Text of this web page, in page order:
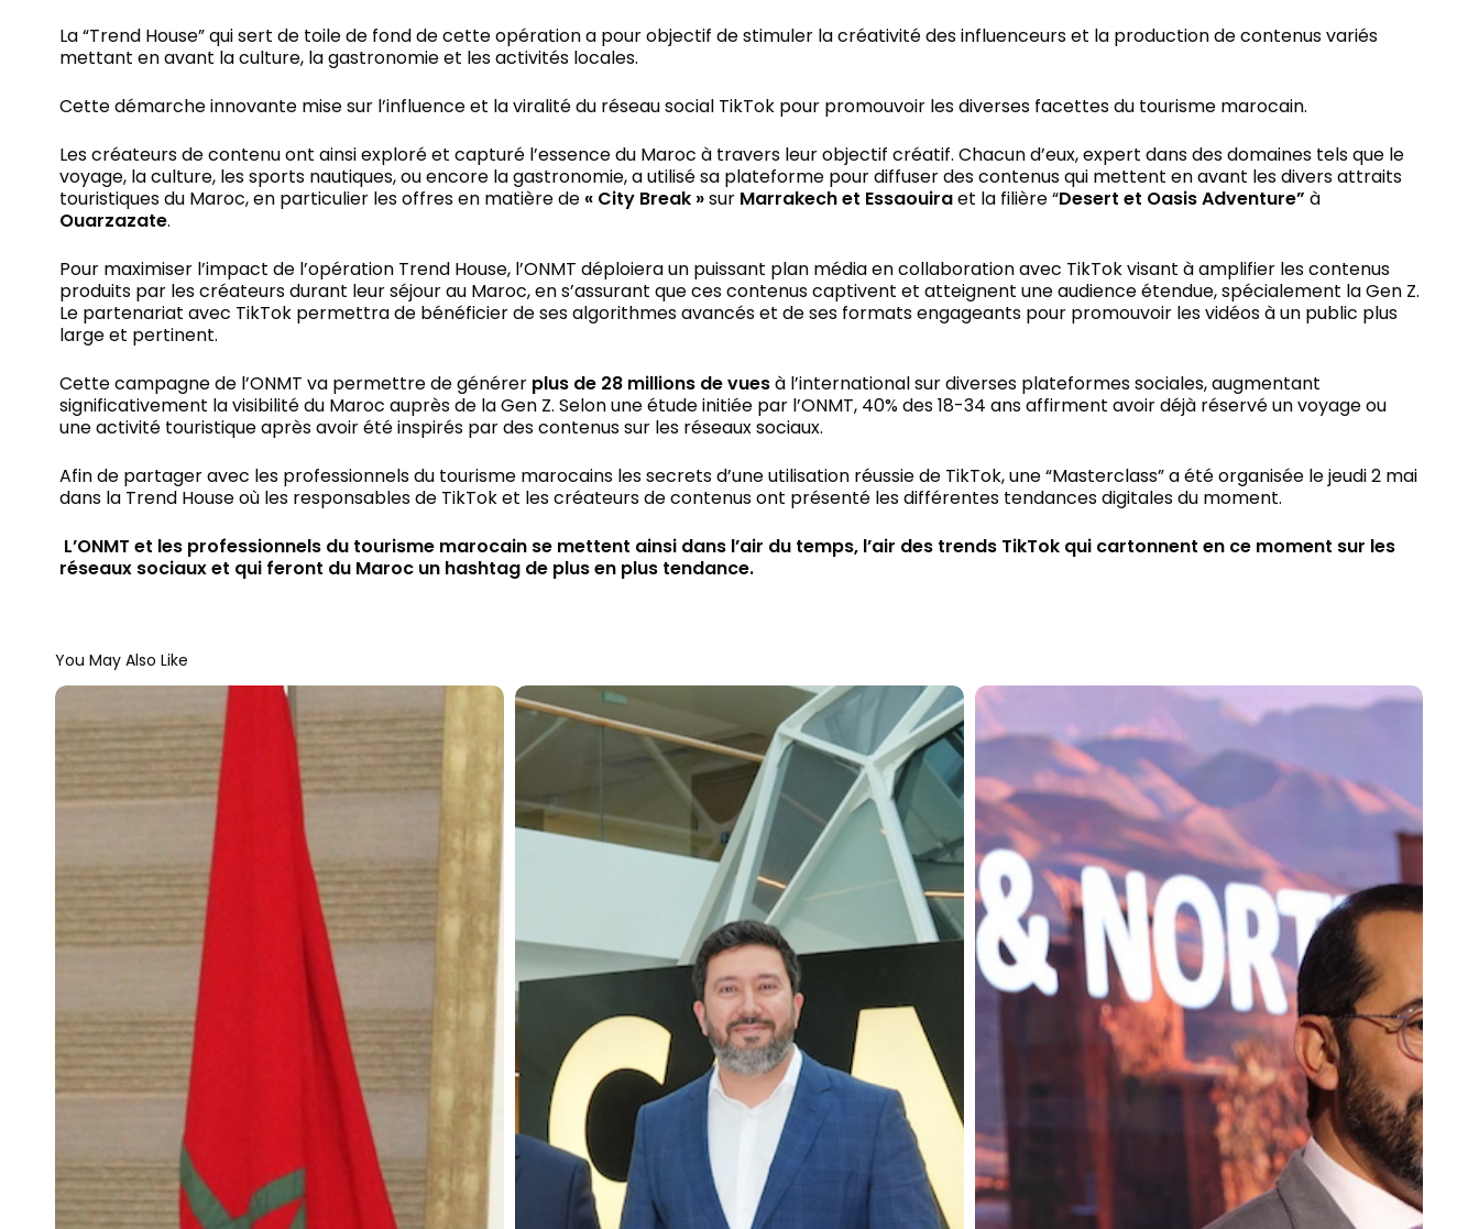
La “Trend House” qui sert de toile de fond de cette opération a pour objectif de stimuler la créativité des influenceurs et la production de contenus variés
mettant en avant la culture, la gastronomie et les activités locales.
Cette démarche innovante mise sur l’influence et la viralité du réseau social TikTok pour promouvoir les diverses facettes du tourisme marocain.
Les créateurs de contenu ont ainsi exploré et capturé l’essence du Maroc à travers leur objectif créatif. Chacun d’eux, expert dans des domaines tels que le
voyage, la culture, les sports nautiques, ou encore la gastronomie, a utilisé sa plateforme pour diffuser des contenus qui mettent en avant les divers attraits
touristiques du Maroc, en particulier les offres en matière de « City Break »sur Marrakech et Essaouiraet la filière “Desert et Oasis Adventure” à
Ouarzazate.
Pour maximiser l’impact de l’opération Trend House, l’ONMT déploiera un puissant plan média en collaboration avec TikTok visant à amplifier les contenus
produits par les créateurs durant leur séjour au Maroc, en s’assurant que ces contenus captivent et atteignent une audience étendue, spécialement la Gen Z.
Le partenariat avec TikTok permettra de bénéficier de ses algorithmes avancés et de ses formats engageants pour promouvoir les vidéos à un public plus
large et pertinent.
Cette campagne de l’ONMT va permettre de générer plus de 28 millions de vuesà l’international sur diverses plateformes sociales, augmentant
significativement la visibilité du Maroc auprès de la Gen Z. Selon une étude initiée par l’ONMT, 40% des 18-34 ans affirment avoir déjà réservé un voyage ou
une activité touristique après avoir été inspirés par des contenus sur les réseaux sociaux.
Afin de partager avec les professionnels du tourisme marocains les secrets d’une utilisation réussie de TikTok, une “Masterclass” a été organisée le jeudi 2 mai
dans la Trend House où les responsables de TikTok et les créateurs de contenus ont présenté les différentes tendances digitales du moment.
L’ONMT et les professionnels du tourisme marocain se mettent ainsi dans l’air du temps, l’air des trends TikTok qui cartonnent en ce moment sur les
réseaux sociaux et qui feront du Maroc un hashtag de plus en plus tendance.
You May Also Like